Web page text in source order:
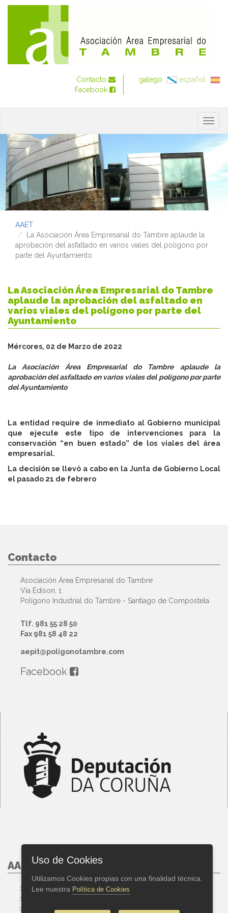
galego español
Contacto
Facebook
AAET
La Asociación Área Empresarial do Tambre aplaude la
aprobación del asfaltado en varios viales del polígono por
parte del Ayuntamiento
La Asociación Área Empresarial do Tambre
aplaude la aprobación del asfaltado en
varios viales del polígono por parte del
Ayuntamiento
Mércores, 02 de Marzo de 2022
La Asociación Área Empresarial do Tambre aplaude la
aprobación del asfaltado en varios viales del polígono por parte
del Ayuntamiento
La entidad require de inmediato al Gobierno municipal
que ejecute este tipo de intervenciones para la
conservación “en buen estado” de los viales del área
empresarial.
La decisión se llevó a cabo en la Junta de Gobierno Local
el pasado 21 de febrero
Contacto
Asociación Área Empresarial do Tambre
Vía Edison, 1
Polígono Industrial do Tambre - Santiago de Compostela
Tlf. 981 55 28 50
Fax 981 58 48 22
aepit@poligonotambre.com
Facebook
AAET, 2026
Créditos
Política de Cookies
Uso de Cookies
Utilizamos Cookies propias con una finalidad técnica.
Lee nuestra Política de Cookies